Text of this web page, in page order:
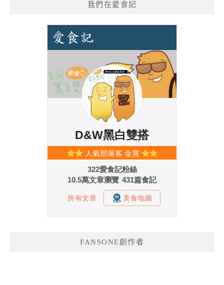
我們在愛食記
FANSONE創作者